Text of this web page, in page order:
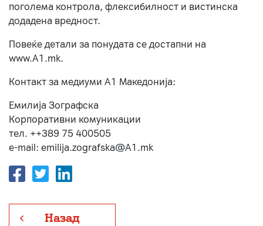
поголема контрола, флексибилност и вистинска
додадена вредност.
Повеќе детали за понудата се достапни на
www.А1.mk.
Контакт за медиуми А1 Македонија:
Емилија Зографска
Корпоративни комуникации
тел. ++389 75 400505
e-mail: emilija.zografska@A1.mk
Назад